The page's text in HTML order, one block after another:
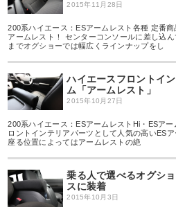
2015年11月28日
200系ハイエース：ESアームレスト各種 定番
アームレスト！ センターコンソールに差し込
までオグショーでは幅広くラインナップをし
ハイエースフロントイ
ム「アームレスト」
2015年10月27日
200系ハイエース：ESアームレストHi・ESア
ロントインテリアパーツとして人気の高いES
座る位置によってはアームレストの絶
乗る人で選べるオグシ
スに装着
2015年10月3日